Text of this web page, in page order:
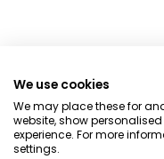
We use cookies
We may place these for
website, show
experience. For more
settings.